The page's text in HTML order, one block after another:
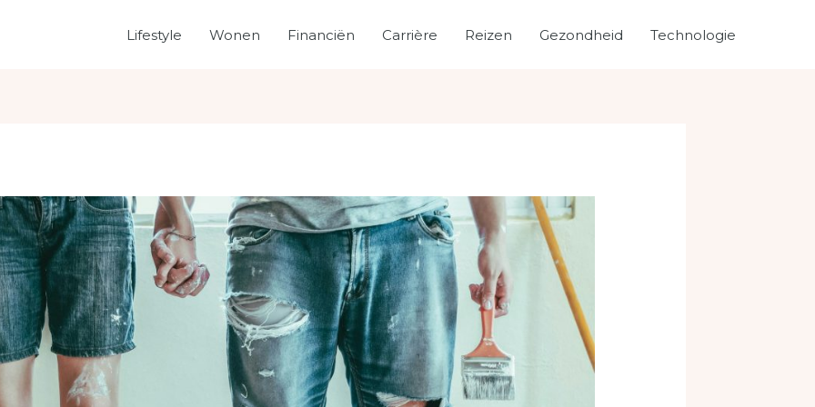
Lifestyle Wonen Financiën Carrière Reizen Gezondheid Technologie